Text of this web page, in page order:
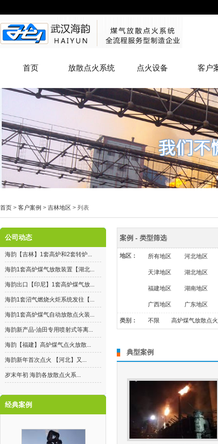
首页 放散点火系统 点火设备 客户
首页 > 客户案例 > 吉林地区 > 列表
公司动态
海韵【吉林】1套高炉和2套转炉...
海韵1套高炉煤气放散装置【湖北...
海韵出口【印尼】1套高炉煤气放...
海韵1套沼气燃烧火炬系统发往【...
海韵1套高炉煤气自动放散点火装...
海韵新产品-油田专用喷射式等离...
海韵【福建】高炉煤气点火放散...
海韵新年首次点火 【河北】又...
岁末年初 海韵各放散点火系...
经典案例
案例 - 类型筛选
地区： 所有地区 河北地区
天津地区 湖北地区
福建地区 湖南地区
广西地区 广东地区
类别： 不限 高炉煤气放散点火
典型案例